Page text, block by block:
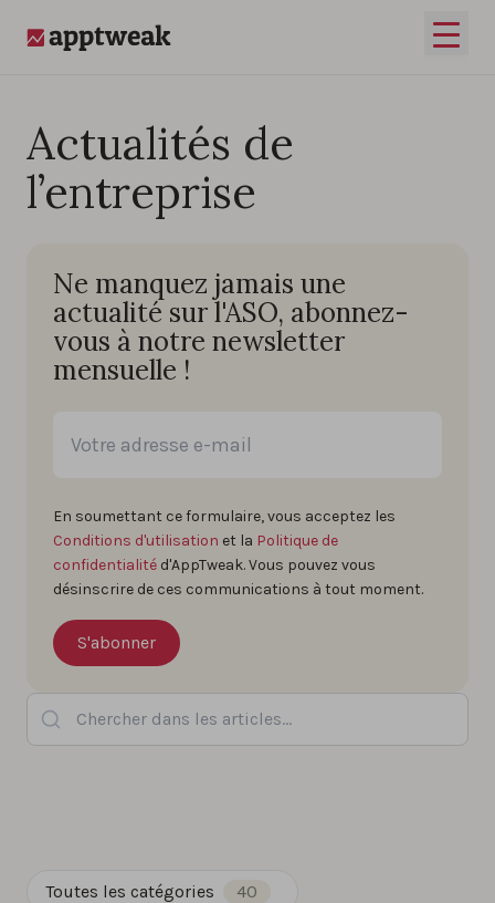
Actualités de
l’entreprise
Ne manquez jamais une
actualité sur l'ASO, abonnez-
vous à notre newsletter
mensuelle !
En soumettant ce formulaire, vous acceptez les
Conditions d'utilisation et la Politique de
confidentialité d'AppTweak. Vous pouvez vous
désinscrire de ces communications à tout moment.
Chercher dans les articles...
Toutes les catégories 40